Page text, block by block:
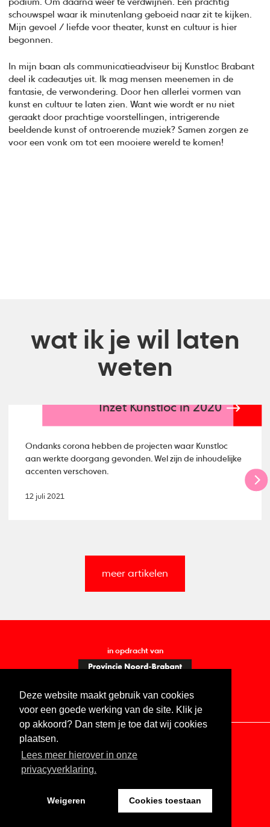
Deze website maakt gebruik van cookies
voor een goede werking van de site. Klik je
op akkoord? Dan stem je toe dat wij cookies
plaatsen.
Lees meer hierover in onze
privacyverklaring.
Weigeren Cookies toestaan
podium. Om daarna weer te verdwijnen. Een prachtig
schouwspel waar ik minutenlang geboeid naar zit te kijken.
Mijn gevoel / liefde voor theater, kunst en cultuur is hier
begonnen.
In mijn baan als communicatieadviseur bij Kunstloc Brabant
deel ik cadeautjes uit. Ik mag mensen meenemen in de
fantasie, de verwondering. Door hen allerlei vormen van
kunst en cultuur te laten zien. Want wie wordt er nu niet
geraakt door prachtige voorstellingen, intrigerende
beeldende kunst of ontroerende muziek? Samen zorgen ze
voor een vonk om tot een mooiere wereld te komen!
wat ik je wil laten
weten
Inzet Kunstloc in 2020
Ondanks corona hebben de projecten waar Kunstloc
aan werkte doorgang gevonden. Wel zijn de inhoudelijke
accenten verschoven.
12 juli 2021
meer artikelen
in opdracht van
Contact Vacatures ANBI
Digitale toegankelijkheid